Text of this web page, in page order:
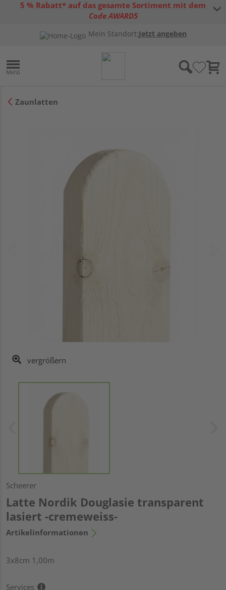
5 % Rabatt* auf das gesamte Sortiment mit dem
Code AWARD5
Gutscheinbedingungen
Mein Standort:Jetzt angeben
Zaunlatten
vergrößern
Scheerer
Latte Nordik Douglasie transparent
lasiert -cremeweiss-
Artikelinformationen
3x8cm 1,00m
Services